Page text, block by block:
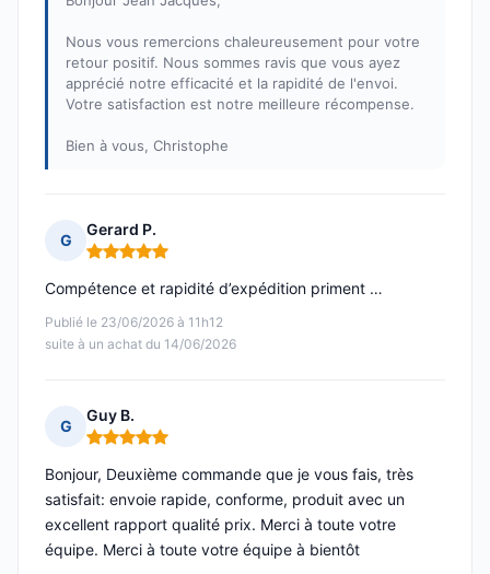
Nous vous remercions chaleureusement pour votre
retour positif. Nous sommes ravis que vous ayez
apprécié notre efficacité et la rapidité de l'envoi.
Votre satisfaction est notre meilleure récompense.
Bien à vous, Christophe
G
Gerard P.
Note : 5 sur 5
Publié le 23/06/2026 à 11h12
suite à un achat du 14/06/2026
Compétence et rapidité d’expédition priment …
G
Guy B.
Note : 5 sur 5
Bonjour, Deuxième commande que je vous fais, très
satisfait: envoie rapide, conforme, produit avec un
excellent rapport qualité prix. Merci à toute votre
équipe. Merci à toute votre équipe à bientôt